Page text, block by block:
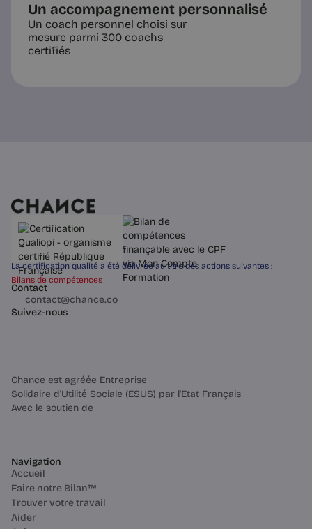
de changement (entreprise, poste ou
métier) avant de vous lancer.
4 min
Questions pratiques
Bilan de Compétences en Ligne :
Guide Complet (2025) 🚀
Bilan de compétences en ligne :
comment ça marche, combien ça
Un accompagnement personnalisé
Un coach personnel choisi sur
mesure parmi 300 coachs
certifiés
La certification qualité a été délivrée au titre des actions suivantes :
Bilans de compétences
Contact
03 60 84 01 14
contact@chance.co
Suivez-nous
Chance est agréée Entreprise
Solidaire d'Utilité Sociale (ESUS) par l'Etat Français
Avec le soutien de
Navigation
Accueil
Faire notre Bilan™
Trouver votre travail
Aider